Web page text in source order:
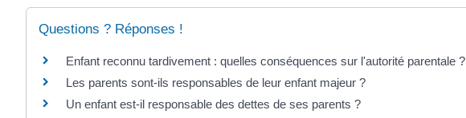
Questions ? Réponses !
Enfant reconnu tardivement : quelles conséquences sur l'autorité parentale ?
Les parents sont-ils responsables de leur enfant majeur ?
Un enfant est-il responsable des dettes de ses parents ?